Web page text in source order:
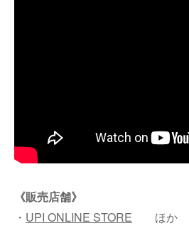
《販売店舗》
・ UPI ONLINE STORE ほか